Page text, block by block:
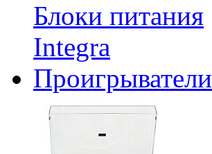
Блоки питания
Integra
Проигрыватели